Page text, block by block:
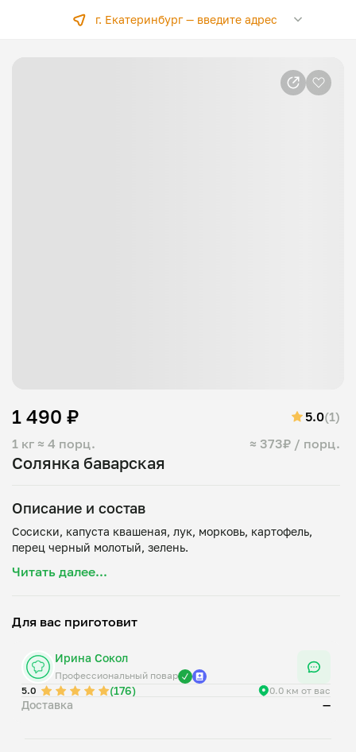
г. Екатеринбург —введите адрес
Солянка баварская
1 кг ≈ 4 порц. ≈ 373₽ / порц.
1 490 ₽ 5.0(1)
Описание и состав
Сосиски, капуста квашеная, лук, морковь, картофель,
Читать далее...
Для вас приготовит
Ирина Сокол
Профессиональный повар
5.0
(176) 0.0 км от вас
Доставка —